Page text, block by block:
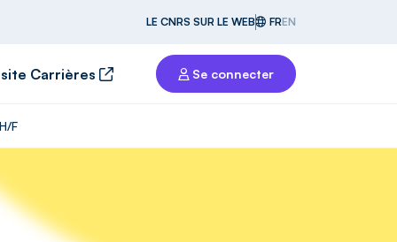
LE CNRS SUR LE WEB FREN
Carrières Se connecter
F